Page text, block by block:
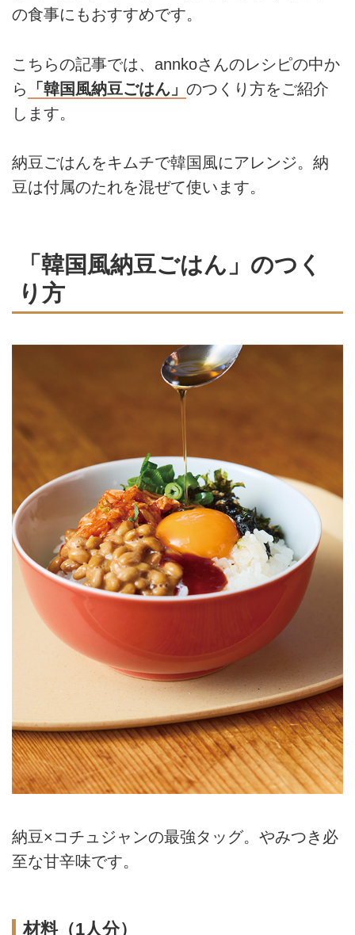
の食事にもおすすめです。
こちらの記事では、annkoさんのレシピの中か
ら
「韓国風納豆ごはん」 のつくり方をご紹介
します。
納豆ごはんをキムチで韓国風にアレンジ。納
豆は付属のたれを混ぜて使います。
「韓国風納豆ごはん」のつく
り方
納豆×コチュジャンの最強タッグ。やみつき必
至な甘辛味です。
材料（1人分）